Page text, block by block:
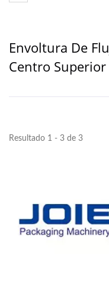
Envoltura De
Centro Superior
Resultado 1 - 3 de 3